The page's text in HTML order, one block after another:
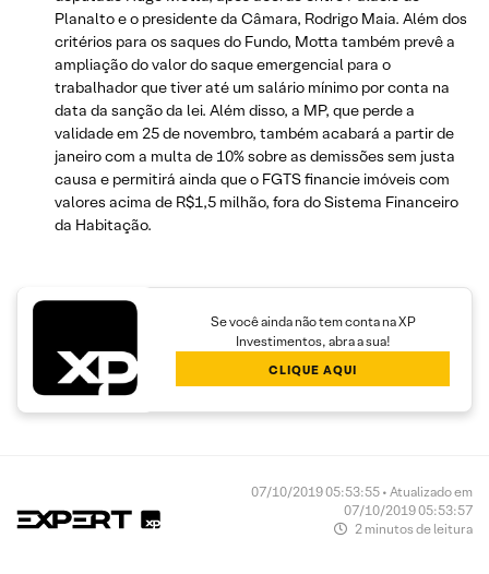
Planalto e o presidente da Câmara, Rodrigo Maia. Além dos
critérios para os saques do Fundo, Motta também prevê a
ampliação do valor do saque emergencial para o
trabalhador que tiver até um salário mínimo por conta na
data da sanção da lei. Além disso, a MP, que perde a
validade em 25 de novembro, também acabará a partir de
janeiro com a multa de 10% sobre as demissões sem justa
causa e permitirá ainda que o FGTS financie imóveis com
valores acima de R$1,5 milhão, fora do Sistema Financeiro
da Habitação.
Se você ainda não tem conta na XP
Investimentos, abra a sua!
CLIQUE AQUI
07/10/2019 05:53:55 • Atualizado em
07/10/2019 05:53:57
2 minutos de leitura